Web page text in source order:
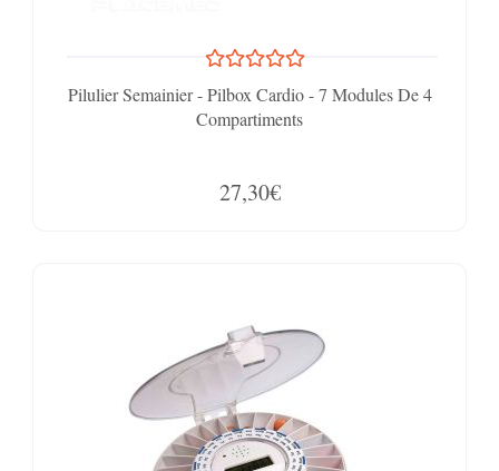
Pilulier Semainier - Pilbox Cardio - 7 Modules De 4
Compartiments
27,30€